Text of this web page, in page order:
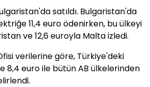
satıldı. Bulgaristan'da
11,4 euro ödenirken, bu ülkeyi
ve 12,6 euroyla Malta izledi.
verilerine göre, Türkiye'deki
8,4 euro ile bütün AB ülkelerinden